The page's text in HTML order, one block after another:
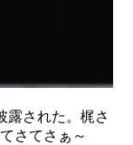
露された。梶さ
さてさぁ～